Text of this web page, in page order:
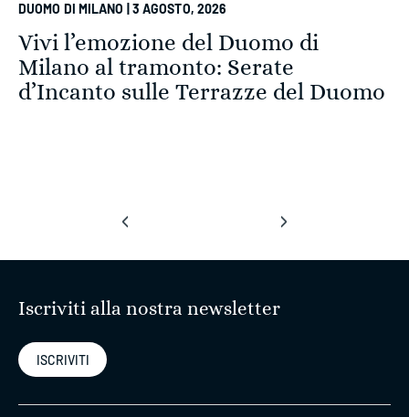
DUOMO DI MILANO | 3 AGOSTO, 2026
Vivi l’emozione del Duomo di
Milano al tramonto: Serate
d’Incanto sulle Terrazze del Duomo
‹ ›
Iscriviti alla nostra newsletter
ISCRIVITI